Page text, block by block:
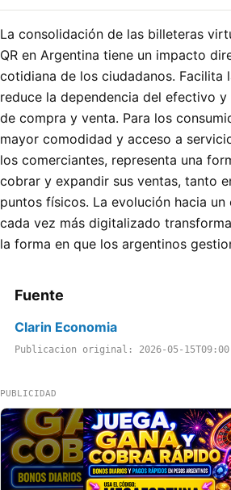
La consolidación de las billeteras
QR en Argentina tiene un impacto
cotidiana de los ciudadanos. Facilita
reduce la dependencia del efectivo
de compra y venta. Para los
mayor comodidad y acceso a
los comerciantes, representa una
cobrar y expandir sus ventas, tanto
puntos físicos. La evolución hacia
cada vez más digitalizado
la forma en que los argentinos
Fuente
Clarin Economia
Publicacion original: 2026-05-
PUBLICIDAD